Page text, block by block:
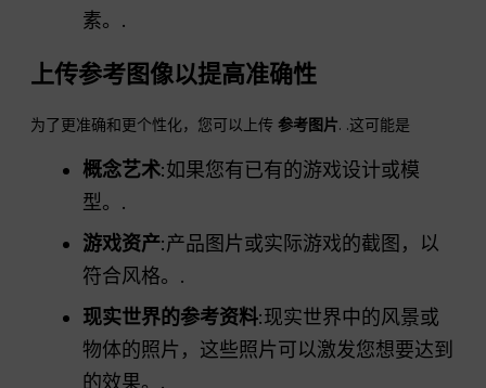
素。.
上传参考图像以提高准确性
为了更准确和更个性化，您可以上传参考图片. .这可能是
概念艺术:如果您有已有的游戏设计或模
型。.
游戏资产:产品图片或实际游戏的截图，以
符合风格。.
现实世界的参考资料:现实世界中的风景或
物体的照片，这些照片可以激发您想要达到
的效果。.